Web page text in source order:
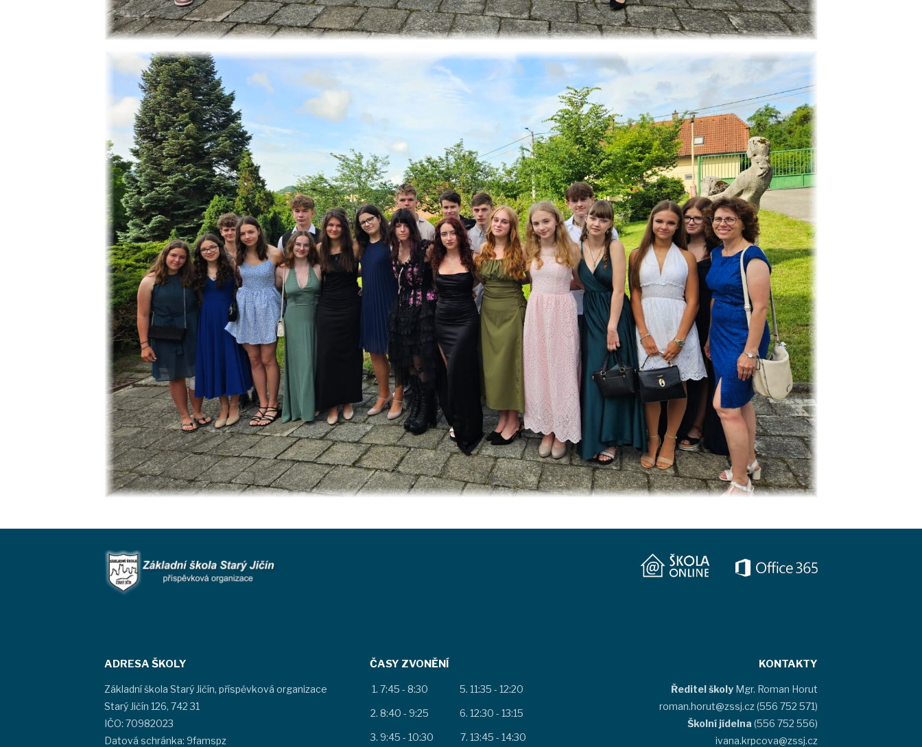
ADRESA ŠKOLY
Základní škola Starý Jičín, příspěvková organizace
Starý Jičín 126, 742 31
IČO: 70982023
Datová schránka: 9famspz
ČASY ZVONĚNÍ
7:45 - 8:30
8:40 - 9:25
9:45 - 10:30
11:35 - 12:20
12:30 - 13:15
13:45 - 14:30
KONTAKTY
Ředitel školy Mgr. Roman Horut
roman.horut@zssj.cz (556 752 571)
Školní jídelna (556 752 556)
ivana.krpcova@zssj.cz